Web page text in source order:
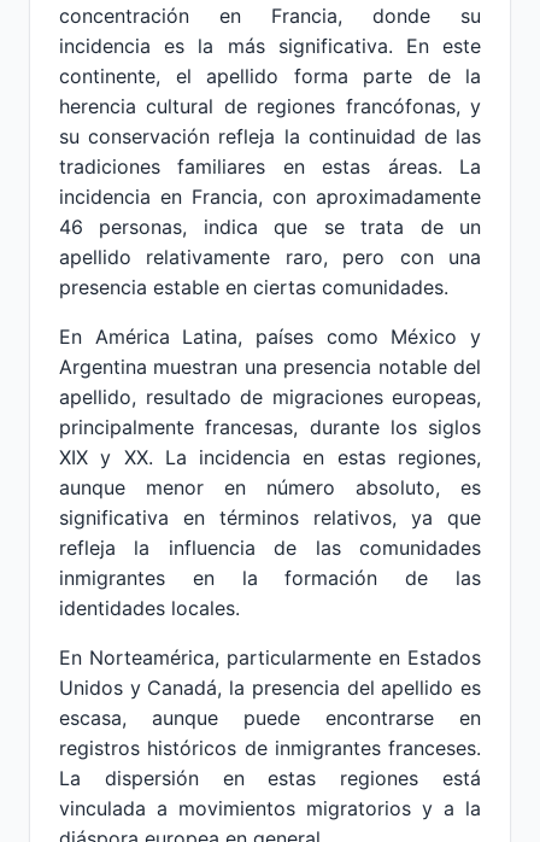
concentración en Francia, donde su
incidencia es la más significativa. En este
continente, el apellido forma parte de la
herencia cultural de regiones francófonas, y
su conservación refleja la continuidad de las
tradiciones familiares en estas áreas. La
incidencia en Francia, con aproximadamente
46 personas, indica que se trata de un
apellido relativamente raro, pero con una
presencia estable en ciertas comunidades.
En América Latina, países como México y
Argentina muestran una presencia notable del
apellido, resultado de migraciones europeas,
principalmente francesas, durante los siglos
XIX y XX. La incidencia en estas regiones,
aunque menor en número absoluto, es
significativa en términos relativos, ya que
refleja la influencia de las comunidades
inmigrantes en la formación de las
identidades locales.
En Norteamérica, particularmente en Estados
Unidos y Canadá, la presencia del apellido es
escasa, aunque puede encontrarse en
registros históricos de inmigrantes franceses.
La dispersión en estas regiones está
vinculada a movimientos migratorios y a la